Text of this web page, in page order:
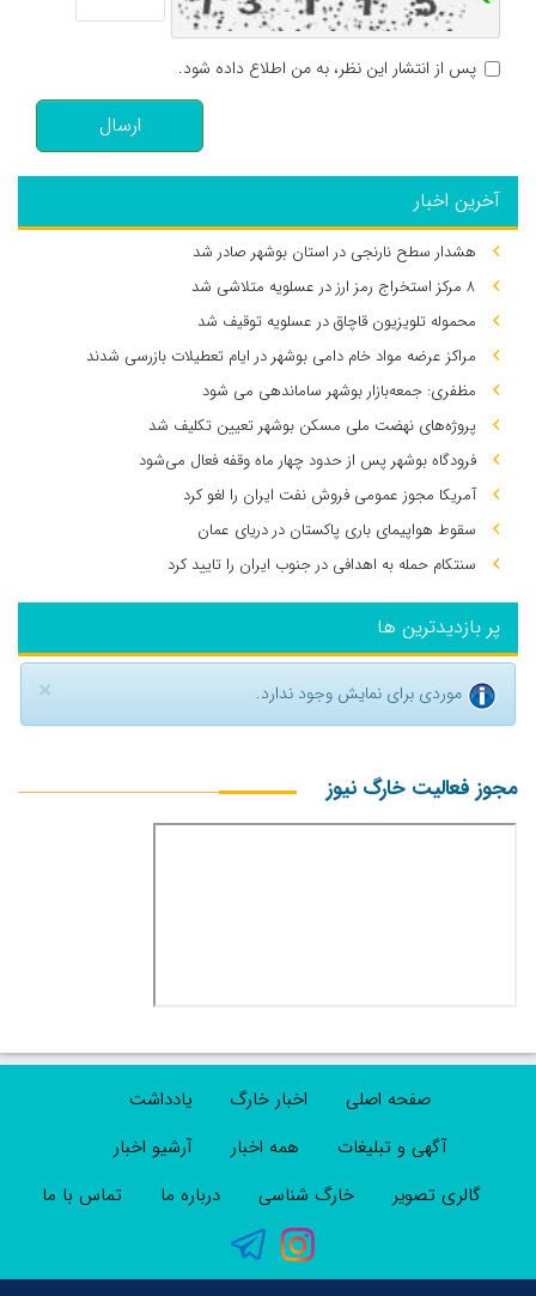
پس از انتشار این نظر، به من اطلاع داده شود.
ارسال
آخرین اخبار
هشدار سطح نارنجی در استان بوشهر صادر شد
۸ مرکز استخراج رمز ارز در عسلویه متلاشی شد
محموله تلویزیون قاچاق در عسلویه توقیف شد
مراکز عرضه مواد خام دامی بوشهر در ایام تعطیلات بازرسی شدند
مظفری: جمعه‌بازار بوشهر ساماندهی می‌ شود
پروژه‌های نهضت ملی مسکن بوشهر تعیین تکلیف شد
فرودگاه بوشهر پس از حدود چهار ماه وقفه فعال می‌شود
آمریکا مجوز عمومی فروش نفت ایران را لغو کرد
سقوط هواپیمای باری پاکستان در دریای عمان
سنتکام حمله به اهدافی در جنوب ایران را تایید کرد
پر بازدیدترین ها
× موردی برای نمایش وجود ندارد.
مجوز فعالیت خارگ نیوز
صفحه اصلی اخبار خارگ
یادداشت
آگهی و تبلیغات
همه اخبار
آرشیو اخبار
گالری تصویر
خارگ شناسی درباره ما تماس با ما